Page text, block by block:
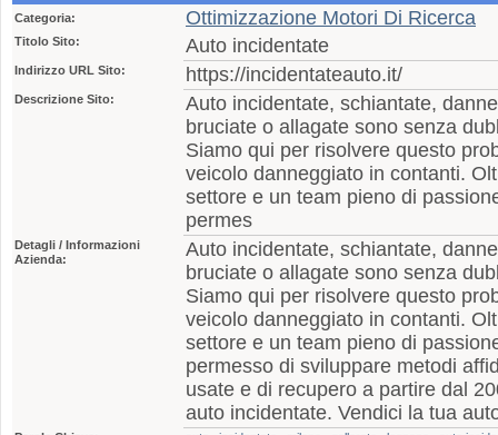
Categoria:
Ottimizzazione Motori Di Ricerca
Titolo Sito: Auto incidentate
Indirizzo URL Sito: https://incidentateauto.it/
Descrizione Sito:
Auto incidentate, schiantate,
bruciate o allagate sono senza
Siamo qui per risolvere questo
veicolo danneggiato in contanti.
settore e un team pieno di
permes
Detagli / Informazioni
Azienda:
Auto incidentate, schiantate,
bruciate o allagate sono senza
Siamo qui per risolvere questo
veicolo danneggiato in contanti.
settore e un team pieno di
permesso di sviluppare metodi
usate e di recupero a partire dal
auto incidentate. Vendici la tua